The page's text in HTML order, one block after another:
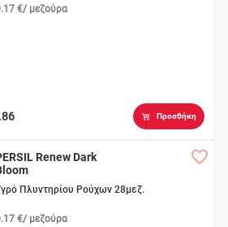
€/ μεζούρα
Προσθήκη
Renew Dark
Πλυντηρίου Ρούχων 28μεζ.
€/ μεζούρα